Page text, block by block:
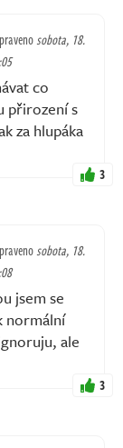
sobota, 18.
co
přirození s
za hlupáka
3
sobota, 18.
jsem se
normální
ale
3